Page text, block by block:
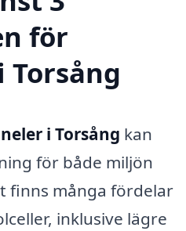
för
Torsång
i Torsång kan
för både miljön
finns många fördelar
inklusive lägre